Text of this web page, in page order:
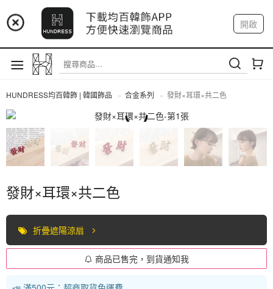
📢 市集預告：9/4-9/6 淡水捷運站
📢 市集預告：9/12-9/13 八里海巡基地
📢 市集預告：8/22-8/23 桃園青埔置地廣場
開啟
註冊 我的帳戶
HUNDRESS均百韓飾 | 韓國飾品 合金系列 發財×耳環×共二色
發財×耳環×共二色
折疊遮陽涼扇
商品已售完，到貨通知我